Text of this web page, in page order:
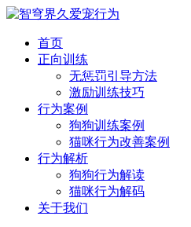
首页
正向训练
无惩罚引导方法
激励训练技巧
行为案例
狗狗训练案例
猫咪行为改善案例
行为解析
狗狗行为解读
猫咪行为解码
关于我们